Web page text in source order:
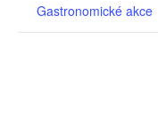
Gastronomické akce